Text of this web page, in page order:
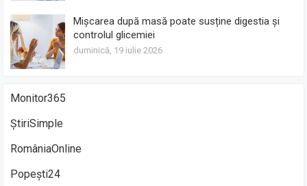
Mișcarea după masă poate susține digestia și
controlul glicemiei
duminică, 19 iulie 2026
Monitor365
ȘtiriSimple
RomâniaOnline
Popești24